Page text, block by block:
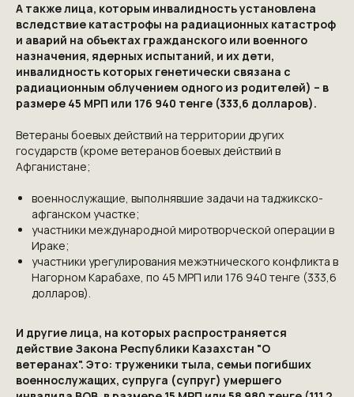
А также лица, которым инвалидность установлена
вследствие катастрофы на радиационных катастроф
и аварий на объектах гражданского или военного
назначения, ядерных испытаний, и их дети,
инвалидность которых генетически связана с
радиационным облучением одного из родителей) – в
размере 45 МРП или 176 940 тенге (333,6 долларов).
Ветераны боевых действий на территории других
государств (кроме ветеранов боевых действий в
Афганистане;
военнослужащие, выполнявшие задачи на таджикско-
афганском участке;
участники международной миротворческой операции в
Ираке;
участники урегулирования межэтнического конфликта в
Нагорном Карабахе, по 45 МРП или 176 940 тенге (333,6
долларов).
И другие лица, на которых распространяется
действие Закона Республики Казахстан "О
ветеранах". Это: труженики тыла, семьи погибших
военнослужащих, супруга (супруг) умершего
КОНТАКТЫ
ПРИГЛАШАЕМ ВАС ПРИНЯТЬ УЧАСТИЕ
В ПРОЕКТЕVICTORYDAY80.RU